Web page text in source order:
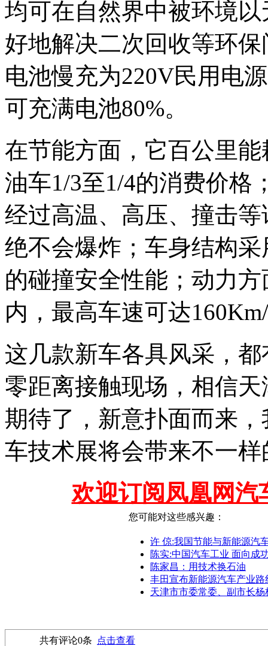
均可在自然界中被环境
好地解决二次回收等环
电池慢充为220V民用电
可充满电池80%。
在节能方面，它百公里
油车1/3至1/4的消费价格
经过高温、高压、撞击
绝不会爆炸；车身结构
的碰撞安全性能；动力
内，最高车速可达
这几款新车各具风采，
零距离接触现场，相信
期待了，新意扑面而来
车技术展将会带来不一
欢迎订阅凤凰网汽
您可能对这些感兴趣：
许 倞:我国节能与新能源汽
陈实:中国汽车工业 面向成
陈家昌：用技术换石油
丰田宣布新能源汽车产业路
天津市市委常委、副市长杨
共有评论0条
点击查看